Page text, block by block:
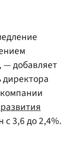
— добавляет
директора
с 3,6 до 2,4%.